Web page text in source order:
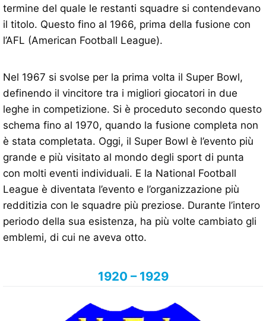
termine del quale le restanti squadre si contendevano
il titolo. Questo fino al 1966, prima della fusione con
l’AFL (American Football League).
Nel 1967 si svolse per la prima volta il Super Bowl,
definendo il vincitore tra i migliori giocatori in due
leghe in competizione. Si è proceduto secondo questo
schema fino al 1970, quando la fusione completa non
è stata completata. Oggi, il Super Bowl è l’evento più
grande e più visitato al mondo degli sport di punta
con molti eventi individuali. E la National Football
League è diventata l’evento e l’organizzazione più
redditizia con le squadre più preziose. Durante l’intero
periodo della sua esistenza, ha più volte cambiato gli
emblemi, di cui ne aveva otto.
1920 – 1929